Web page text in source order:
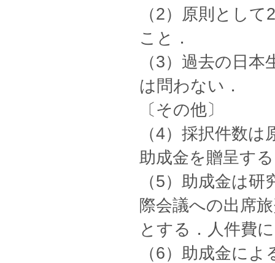
（2）原則とし
こと．
（3）過去の日
は問わない．
〔その他〕
（4）採択件数
助成金を贈呈す
（5）助成金は
際会議への出席
とする．人件費
（6）助成金に